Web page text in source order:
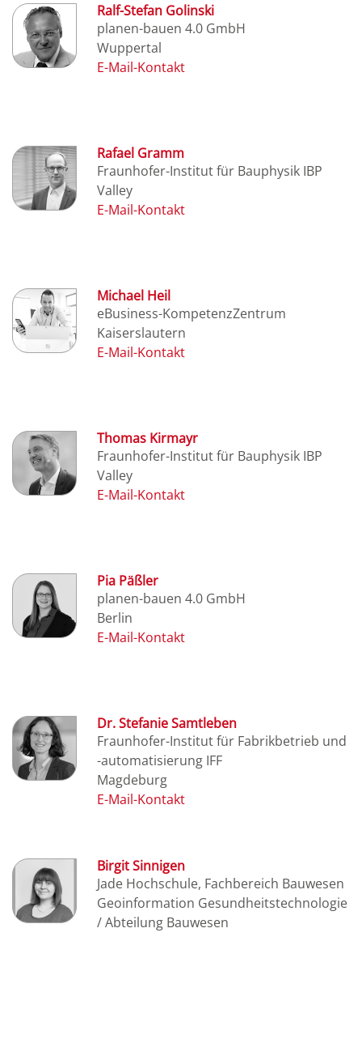
Ralf-Stefan Golinski
planen-bauen 4.0 GmbH
Wuppertal
Rafael Gramm
Fraunhofer-Institut für Bauphysik IBP
Valley
Michael Heil
eBusiness-KompetenzZentrum
Kaiserslautern
Thomas Kirmayr
Fraunhofer-Institut für Bauphysik IBP
Valley
Pia Päßler
planen-bauen 4.0 GmbH
Berlin
Dr. Stefanie Samtleben
Fraunhofer-Institut für Fabrikbetrieb und
-automatisierung IFF
Magdeburg
Birgit Sinnigen
Jade Hochschule, Fachbereich Bauwesen
Geoinformation Gesundheitstechnologie
/ Abteilung Bauwesen